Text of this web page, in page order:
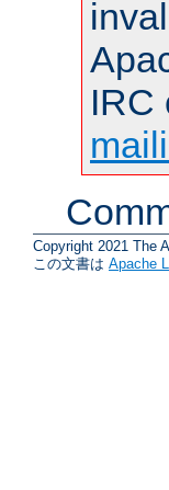
IRC
Copyright 2021 The
この文書は Apache